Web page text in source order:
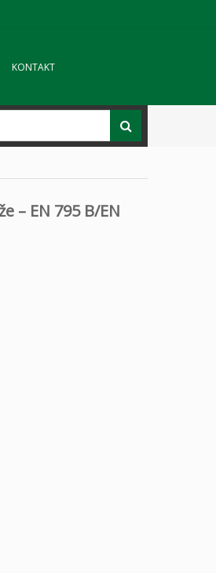
KONTAKT
– EN 795 B/EN